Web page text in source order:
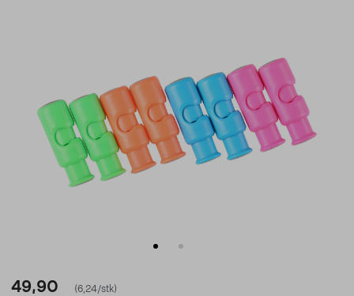
49,90
(6,24/stk)